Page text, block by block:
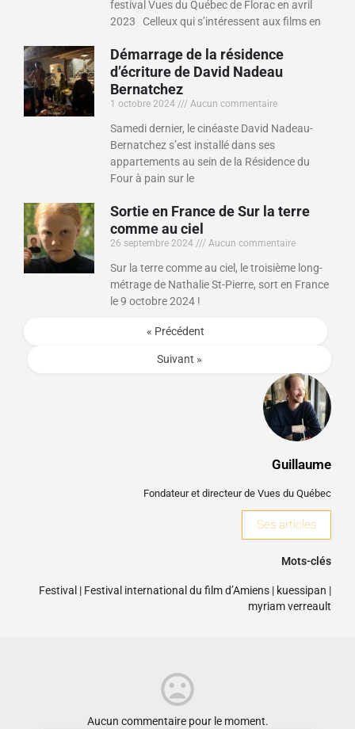
Guillaume
Fondateur et directeur de Vues du Québec
Ses articles
Mots-clés
Festival | Festival international du film d’Amiens | kuessipan |
myriam verreault
festival Vues du Québec de Florac en avril
2023 Celleux qui s’intéressent aux films en
Démarrage de la résidence
d’écriture de David Nadeau
Bernatchez
1 octobre 2024 Aucun commentaire
Samedi dernier, le cinéaste David Nadeau-
Bernatchez s’est installé dans ses
appartements au sein de la Résidence du
Four à pain sur le
Sortie en France de Sur la terre
comme au ciel
26 septembre 2024 Aucun commentaire
Sur la terre comme au ciel, le troisième long-
métrage de Nathalie St-Pierre, sort en France
le 9 octobre 2024 !
« Précédent
Suivant »
Aucun commentaire pour le moment.